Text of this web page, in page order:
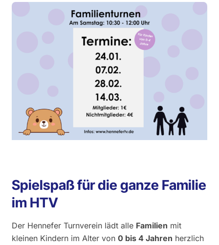
Spielspaß für die ganze Familie
im HTV
Der Hennefer Turnverein lädt alle Familien mit
kleinen Kindern im Alter von 0 bis 4 Jahren herzlich